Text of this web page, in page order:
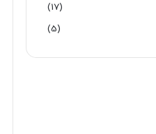
(17)
(5)